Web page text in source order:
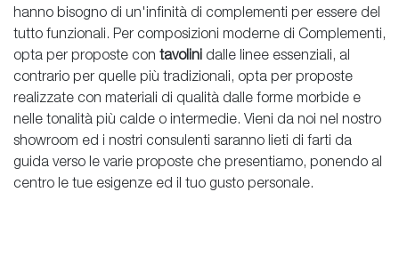
hanno bisogno di un'infinità di complementi per essere del
tutto funzionali. Per composizioni moderne di Complementi,
opta per proposte con tavolini dalle linee essenziali, al
contrario per quelle più tradizionali, opta per proposte
realizzate con materiali di qualità dalle forme morbide e
nelle tonalità più calde o intermedie. Vieni da noi nel nostro
showroom ed i nostri consulenti saranno lieti di farti da
guida verso le varie proposte che presentiamo, ponendo al
centro le tue esigenze ed il tuo gusto personale.